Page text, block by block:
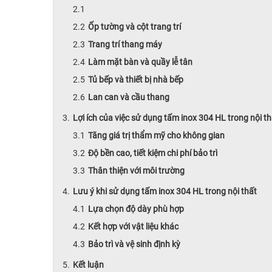
Ốp tường và cột trang trí
Trang trí thang máy
Làm mặt bàn và quầy lễ tân
Tủ bếp và thiết bị nhà bếp
Lan can và cầu thang
Lợi ích của việc sử dụng tấm inox 304 HL trong nội
Tăng giá trị thẩm mỹ cho không gian
Độ bền cao, tiết kiệm chi phí bảo trì
Thân thiện với môi trường
Lưu ý khi sử dụng tấm inox 304 HL trong nội thất
Lựa chọn độ dày phù hợp
Kết hợp với vật liệu khác
Bảo trì và vệ sinh định kỳ
Kết luận